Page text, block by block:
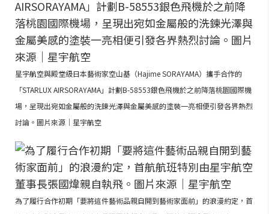
星宇航空與殿堂級日本藝術家空山基（Hajime SORAYAMA）攜手合作的
「STARLUX AIRSORAYAMA」計劃B-58553銀色飛機於之前降落桃園國際機
場，呈現出宛如金屬般的洗鍊光澤與金屬美感的塗裝一亮相便引發各界熱烈
討論。圖片來源｜星宇航空
為了履行合作初期「要將這件藝術品親自開到藝術家面前」的浪漫約定，首